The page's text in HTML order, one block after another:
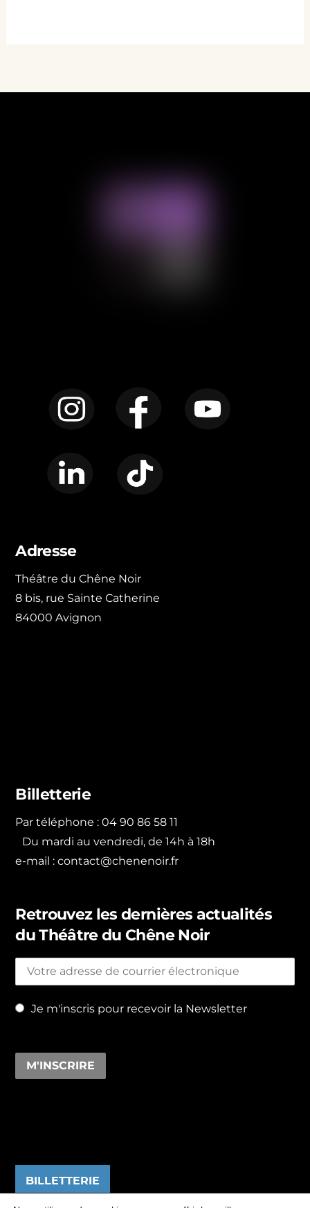
Adresse
Théâtre du Chêne Noir
8 bis, rue Sainte Catherine
84000 Avignon
Billetterie
Par téléphone : 04 90 86 58 11
Du mardi au vendredi, de 14h à 18h
e-mail :contact@chenenoir.fr
Retrouvez les dernières actualités
du Théâtre du Chêne Noir
Je m'inscris pour recevoir la Newsletter
BILLETTERIE